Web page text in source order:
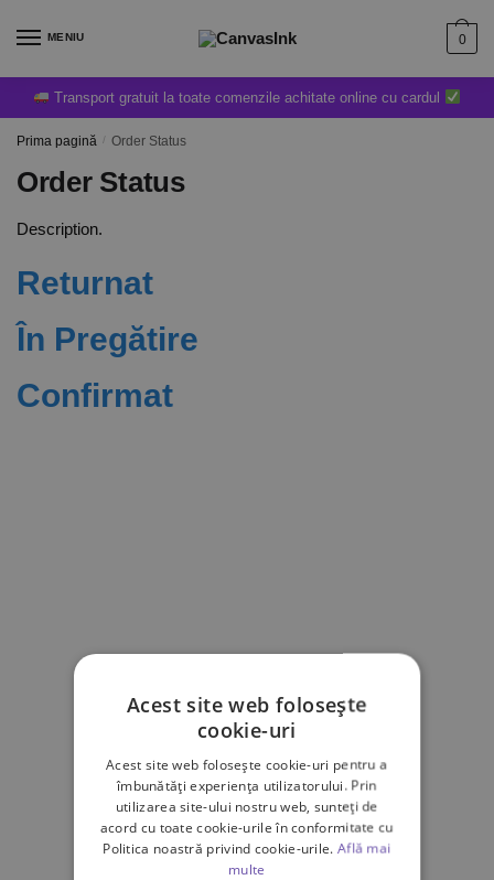
MENIU 0
Transport gratuit la toate comenzile achitate online cu cardul
Prima pagină / Order Status
Order Status
Description.
Returnat
În Pregătire
Confirmat
Acest site web folosește
cookie-uri
Acest site web folosește cookie-uri pentru a
îmbunătăți experiența utilizatorului. Prin
utilizarea site-ului nostru web, sunteți de
acord cu toate cookie-urile în conformitate cu
Politica noastră privind cookie-urile.Află mai
multe